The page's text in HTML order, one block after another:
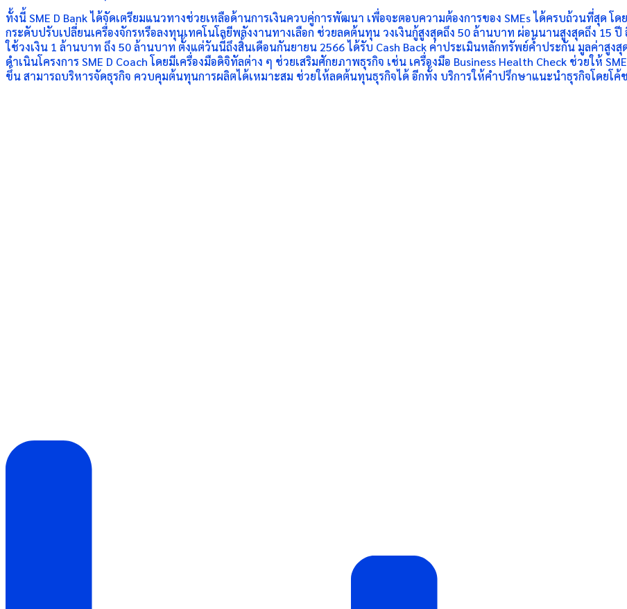
ทั้งนี้ SME D Bank ได้จัดเตรียมแนวทางช่วยเหลือด้านการเงินควบคู่การพัฒนา เพื่อจะตอบความต้องการของ SMEs ได้ครบถ้วนที่สุด โ
กระดับปรับเปลี่ยนเครื่องจักรหรือลงทุนเทคโนโลยีพลังงานทางเลือก ช่วยลดต้นทุน วงเงินกู้สูงสุดถึง 50 ล้านบาท ผ่อนนานสูงสุดถึง 15
ใช้วงเงิน 1 ล้านบาท ถึง 50 ล้านบาท ตั้งแต่วันนี้ถึงสิ้นเดือนกันยายน 2566 ได้รับ Cash Back ค่าประเมินหลักทรัพย์ค้ำประกัน มูลค่า
ดำเนินโครงการ SME D Coach โดยมีเครื่องมือดิจิทัลต่าง ๆ ช่วยเสริมศักยภาพธุรกิจ เช่น เครื่องมือ Business Health Check ช่วยให้
ขึ้น สามารถบริหารจัดธุรกิจ ควบคุมต้นทุนการผลิตได้เหมาะสม ช่วยให้ลดต้นทุนธุรกิจได้ อีกทั้ง บริการให้คำปรึกษาแนะนำธุรกิจโดยโ